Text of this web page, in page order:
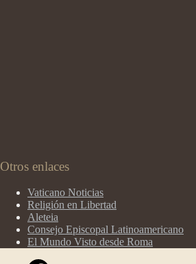
Otros enlaces
Vaticano Noticias
Religión en Libertad
Aleteia
Consejo Episcopal Latinoamericano
El Mundo Visto desde Roma